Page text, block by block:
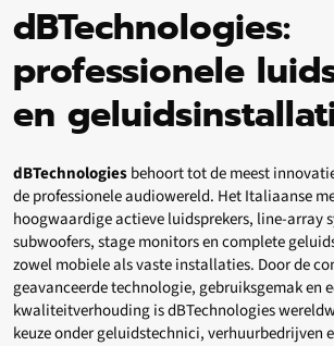
dBTechnologies:
professionele
en
dBTechnologiesbehoort tot de meest
de professionele audiowereld. Het Italiaanse
hoogwaardige actieve luidsprekers, line-array
subwoofers, stage monitors en complete
zowel mobiele als vaste installaties. Door de
geavanceerde technologie, gebruiksgemak en
kwaliteitverhouding is dBTechnologies
keuze onder geluidstechnici, verhuurbedrijven